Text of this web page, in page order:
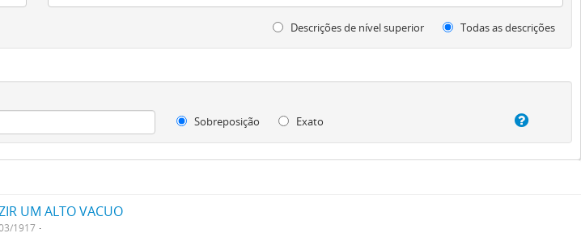
Descrições de nível superior Todas as descrições
Sobreposição
Exato
UM ALTO VACUO
1917